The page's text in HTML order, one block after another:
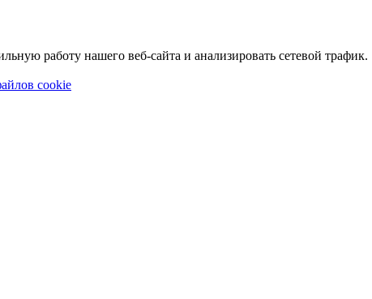
работу нашего веб-сайта и анализировать сетевой трафик.
cookie